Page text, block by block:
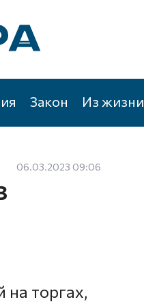
Закон Из жизни
06.03.2023 09:06
торгах,